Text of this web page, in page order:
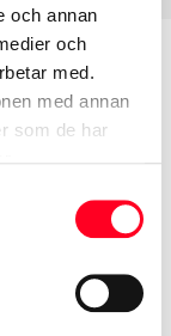
och annan
och
med.
med annan
som de har
den fälg
lopp och
hade ut från